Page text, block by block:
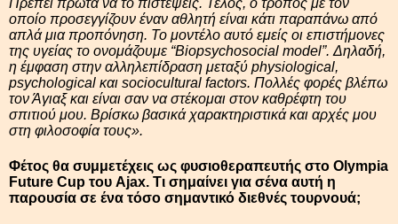
Πρέπει πρώτα να το πιστέψεις. Τέλος, ο τρόπος με τον
οποίο προσεγγίζουν έναν αθλητή είναι κάτι παραπάνω από
απλά μια προπόνηση. Το μοντέλο αυτό εμείς οι επιστήμονες
της υγείας το ονομάζουμε “Biopsychosocial model”. Δηλαδή,
η έμφαση στην αλληλεπίδραση μεταξύ physiological,
psychological και sociocultural factors. Πολλές φορές βλέπω
τον Άγιαξ και είναι σαν να στέκομαι στον καθρέφτη του
σπιτιού μου. Βρίσκω βασικά χαρακτηριστικά και αρχές μου
στη φιλοσοφία τους».
Φέτος θα συμμετέχεις ως φυσιοθεραπευτής στο Olympia
Future Cup του Ajax. Τι σημαίνει για σένα αυτή η
παρουσία σε ένα τόσο σημαντικό διεθνές τουρνουά;